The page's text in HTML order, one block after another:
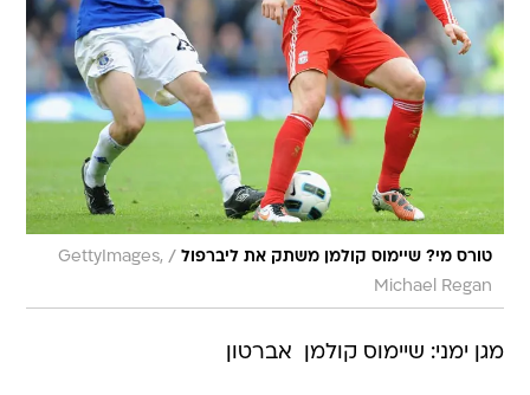
טורס מי? שיימוס קולמן משתק את ליברפול /
GettyImages,
Michael Regan
מגן ימני: שיימוס קולמן  אברטון